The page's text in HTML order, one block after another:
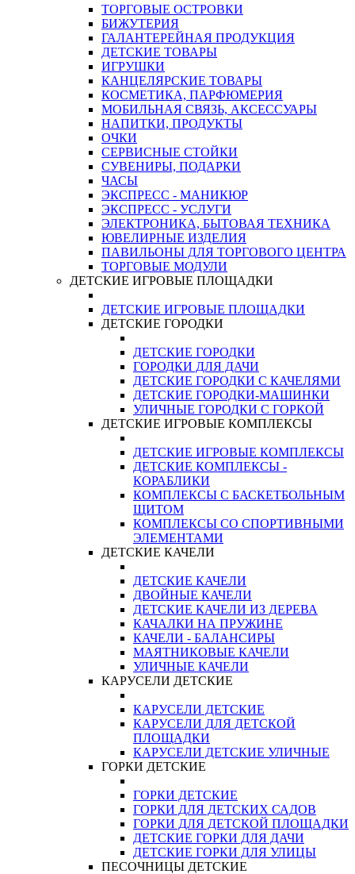
ТОРГОВЫЕ ОСТРОВКИ
БИЖУТЕРИЯ
ГАЛАНТЕРЕЙНАЯ ПРОДУКЦИЯ
ДЕТСКИЕ ТОВАРЫ
ИГРУШКИ
КАНЦЕЛЯРСКИЕ ТОВАРЫ
КОСМЕТИКА, ПАРФЮМЕРИЯ
МОБИЛЬНАЯ СВЯЗЬ, АКСЕССУАРЫ
НАПИТКИ, ПРОДУКТЫ
ОЧКИ
СЕРВИСНЫЕ СТОЙКИ
СУВЕНИРЫ, ПОДАРКИ
ЧАСЫ
ЭКСПРЕСС - МАНИКЮР
ЭКСПРЕСС - УСЛУГИ
ЭЛЕКТРОНИКА, БЫТОВАЯ ТЕХНИКА
ЮВЕЛИРНЫЕ ИЗДЕЛИЯ
ПАВИЛЬОНЫ ДЛЯ ТОРГОВОГО ЦЕНТРА
ТОРГОВЫЕ МОДУЛИ
ДЕТСКИЕ ИГРОВЫЕ ПЛОЩАДКИ
ДЕТСКИЕ ИГРОВЫЕ ПЛОЩАДКИ
ДЕТСКИЕ ГОРОДКИ
ДЕТСКИЕ ГОРОДКИ
ГОРОДКИ ДЛЯ ДАЧИ
ДЕТСКИЕ ГОРОДКИ С КАЧЕЛЯМИ
ДЕТСКИЕ ГОРОДКИ-МАШИНКИ
УЛИЧНЫЕ ГОРОДКИ С ГОРКОЙ
ДЕТСКИЕ ИГРОВЫЕ КОМПЛЕКСЫ
ДЕТСКИЕ ИГРОВЫЕ КОМПЛЕКСЫ
ДЕТСКИЕ КОМПЛЕКСЫ -
КОРАБЛИКИ
КОМПЛЕКСЫ С БАСКЕТБОЛЬНЫМ
ЩИТОМ
КОМПЛЕКСЫ СО СПОРТИВНЫМИ
ЭЛЕМЕНТАМИ
ДЕТСКИЕ КАЧЕЛИ
ДЕТСКИЕ КАЧЕЛИ
ДВОЙНЫЕ КАЧЕЛИ
ДЕТСКИЕ КАЧЕЛИ ИЗ ДЕРЕВА
КАЧАЛКИ НА ПРУЖИНЕ
КАЧЕЛИ - БАЛАНСИРЫ
МАЯТНИКОВЫЕ КАЧЕЛИ
УЛИЧНЫЕ КАЧЕЛИ
КАРУСЕЛИ ДЕТСКИЕ
КАРУСЕЛИ ДЕТСКИЕ
КАРУСЕЛИ ДЛЯ ДЕТСКОЙ
ПЛОЩАДКИ
КАРУСЕЛИ ДЕТСКИЕ УЛИЧНЫЕ
ГОРКИ ДЕТСКИЕ
ГОРКИ ДЕТСКИЕ
ГОРКИ ДЛЯ ДЕТСКИХ САДОВ
ГОРКИ ДЛЯ ДЕТСКОЙ ПЛОЩАДКИ
ДЕТСКИЕ ГОРКИ ДЛЯ ДАЧИ
ДЕТСКИЕ ГОРКИ ДЛЯ УЛИЦЫ
ПЕСОЧНИЦЫ ДЕТСКИЕ